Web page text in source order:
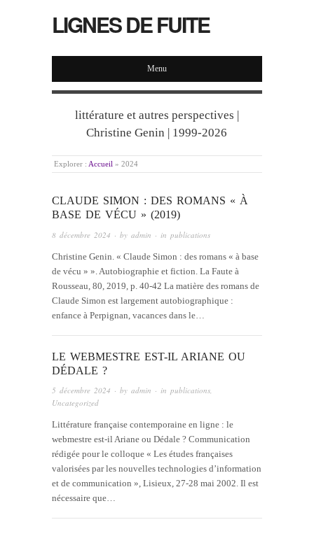
LIGNES DE FUITE
Menu
littérature et autres perspectives |
Christine Genin | 1999-2026
Explorer : Accueil » 2024
CLAUDE SIMON : DES ROMANS « À
BASE DE VÉCU » (2019)
8 décembre 2024 · by admin · in publications
Christine Genin. « Claude Simon : des romans « à base
de vécu » ». Autobiographie et fiction. La Faute à
Rousseau, 80, 2019, p. 40-42 La matière des romans de
Claude Simon est largement autobiographique :
enfance à Perpignan, vacances dans le…
LE WEBMESTRE EST-IL ARIANE OU
DÉDALE ?
5 décembre 2024 · by admin · in publications,
Uncategorized
Littérature française contemporaine en ligne : le
webmestre est-il Ariane ou Dédale ? Communication
rédigée pour le colloque « Les études françaises
valorisées par les nouvelles technologies d’information
et de communication », Lisieux, 27-28 mai 2002. Il est
nécessaire que…